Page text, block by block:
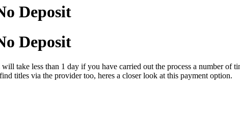
Deposit
Deposit
take less than 1 day if you have carried out the process a number of
titles via the provider too, heres a closer look at this payment option.